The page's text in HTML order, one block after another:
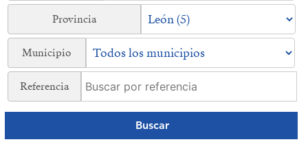
Provincia
Municipio
Referencia
Buscar